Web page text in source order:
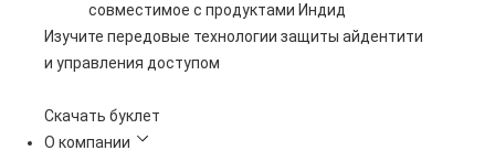
совместимое с продуктами Индид
Изучите передовые технологии защиты айдентити
и управления доступом
Скачать буклет
О компании